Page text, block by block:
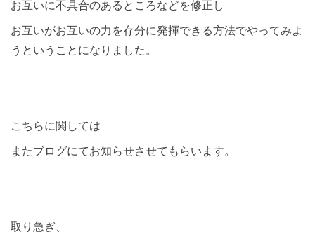
お互いに不具合のあるところなどを修正し
お互いがお互いの力を存分に発揮できる方法でやってみよ
うということになりました。
こちらに関しては
またブログにてお知らせさせてもらいます。
取り急ぎ、